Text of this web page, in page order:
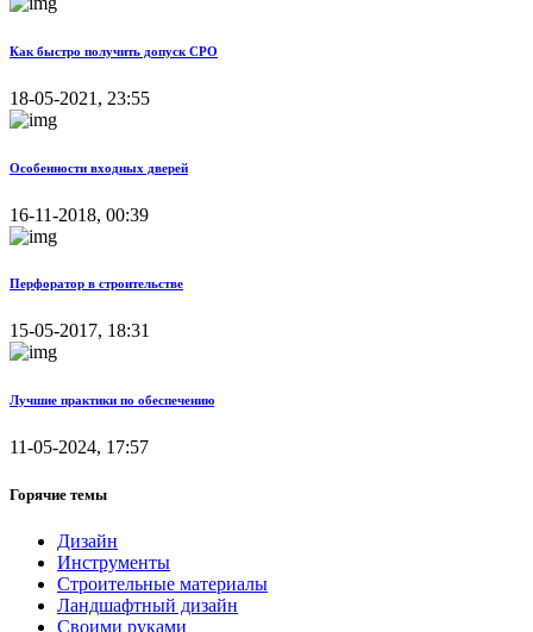
Как быстро получить допуск СРО
18-05-2021, 23:55
Особенности входных дверей
16-11-2018, 00:39
Перфоратор в строительстве
15-05-2017, 18:31
Лучшие практики по обеспечению
11-05-2024, 17:57
Горячие темы
Дизайн
Инструменты
Строительные материалы
Ландшафтный дизайн
Своими руками